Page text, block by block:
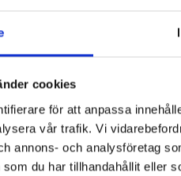
cookies
för att anpassa
vår trafik. Vi
annons- och analysföretag
du har tillhandahållit eller
for butikkansatte og
man befinner seg, noe
Daglig leder, Laura